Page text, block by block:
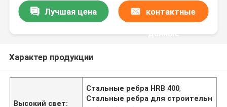
Лучшая цена контактные
данные
Характер продукции
Высокий свет:
Стальные ребра HRB 400,
Стальные ребра для строительн